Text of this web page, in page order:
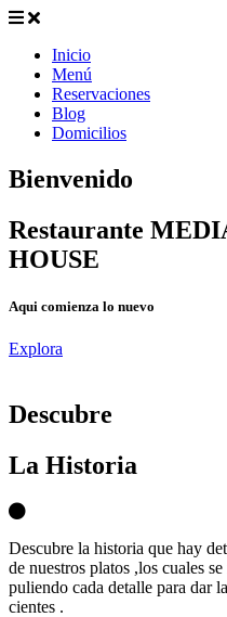
Inicio
Menú
Reservaciones
Blog
Domicilios
Bienvenido
Restaurante
HOUSE
Aqui comienza lo nuevo
Explora
Descubre
La Historia
Descubre la historia que hay
de nuestros platos ,los cuales
puliendo cada detalle para dar
cientes .